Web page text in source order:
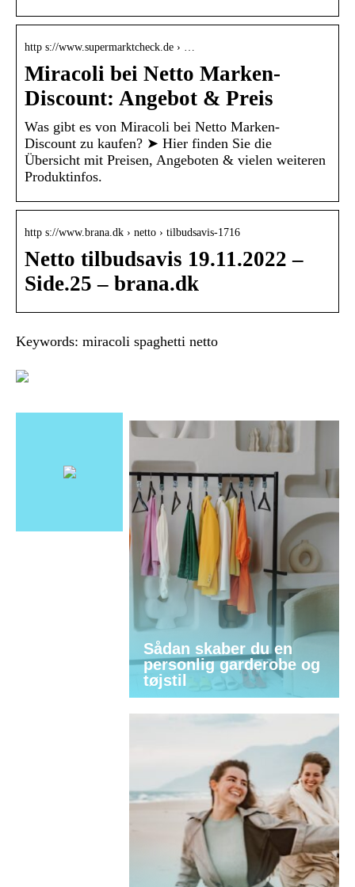
http s://www.supermarktcheck.de › …
Miracoli bei Netto Marken-
Discount: Angebot & Preis
Was gibt es von Miracoli bei Netto Marken-
Discount zu kaufen? ➤ Hier finden Sie die
Übersicht mit Preisen, Angeboten & vielen weiteren
Produktinfos.
http s://www.brana.dk › netto › tilbudsavis-1716
Netto tilbudsavis 19.11.2022 –
Side.25 – brana.dk
Keywords: miracoli spaghetti netto
Sådan skaber du en
personlig garderobe og
tøjstil